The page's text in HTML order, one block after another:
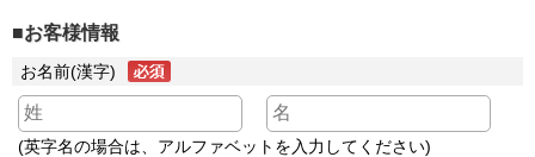
■お客様情報
お名前(漢字)
(英字名の場合は、アルファベットを入力してください)